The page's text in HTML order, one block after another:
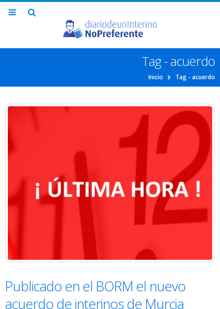
Tag - acuerdo
Inicio Tag - acuerdo
Publicado en el BORM el nuevo
acuerdo de interinos de Murcia